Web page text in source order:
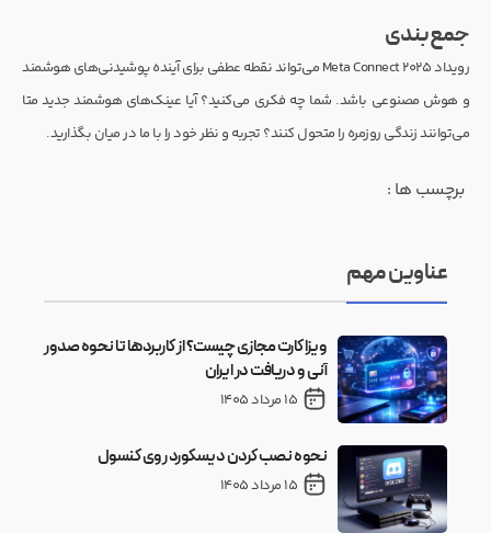
جمع‌بندی
رویداد Meta Connect 2025 می‌تواند نقطه عطفی برای آینده پوشیدنی‌های هوشمند
و هوش مصنوعی باشد. شما چه فکری می‌کنید؟ آیا عینک‌های هوشمند جدید متا
می‌توانند زندگی روزمره را متحول کنند؟ تجربه و نظر خود را با ما در میان بگذارید.
برچسب ها :
عناوین مهم
ویزا کارت مجازی چیست؟ از کاربردها تا نحوه صدور
آنی و دریافت در ایران
15 مرداد 1405
نحوه نصب کردن دیسکورد روی کنسول
15 مرداد 1405